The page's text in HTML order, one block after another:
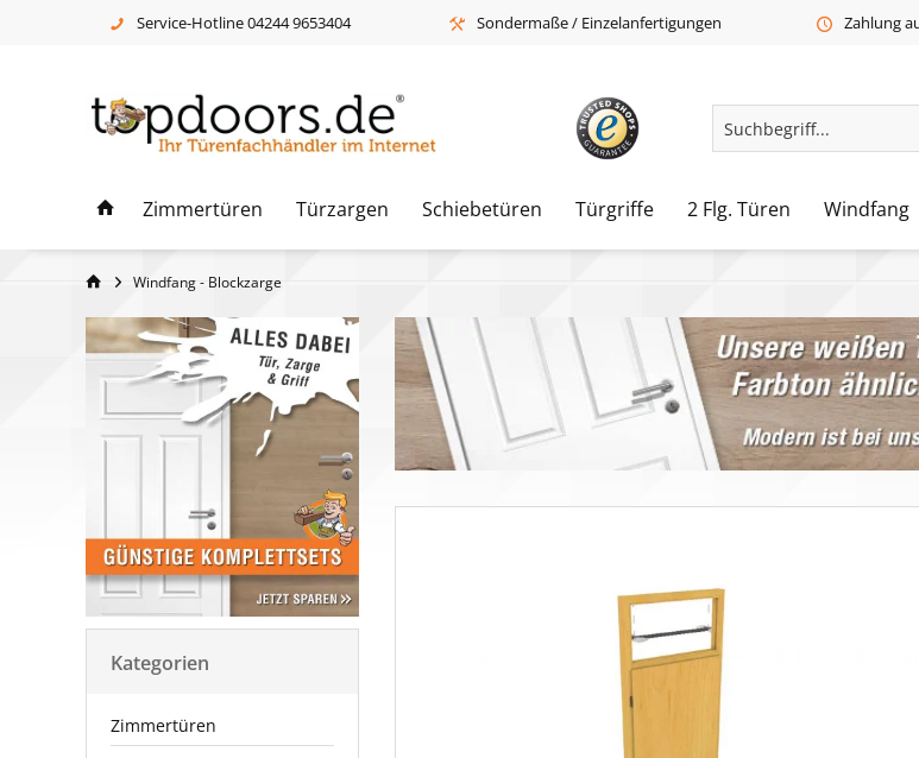
Service-Hotline 04244 9653404 Sondermaße / Einzelanfertigungen Zahlung
Zimmertüren Türzargen Schiebetüren Türgriffe 2 Flg. Türen Windfang
Windfang - Blockzarge
Kategorien
Zimmertüren